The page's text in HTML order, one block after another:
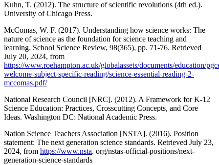
Kuhn, T. (2012). The structure of scientific revolutions (4th ed.).
University of Chicago Press.
McComas, W. F. (2017). Understanding how science works: The
nature of science as the foundation for science teaching and
learning. School Science Review, 98(365), pp. 71-76. Retrieved
July 20, 2024, from
https://www.roehampton.ac.uk/globalassets/documents/education/
welcome-subject-specific-reading/science-essential-reading-2-
mccomas.pdf/
National Research Council [NRC]. (2012). A Framework for K-12
Science Education: Practices, Crosscutting Concepts, and Core
Ideas. Washington DC: National Academic Press.
Nation Science Teachers Association [NSTA]. (2016). Position
statement: The next generation science standards. Retrieved July 23,
2024, from https://www.nsta. org/nstas-official-positions/next-
generation-science-standards